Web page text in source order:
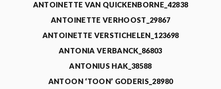
ANTOINETTE VAN QUICKENBORNE_42838
ANTOINETTE VERHOOST_29867
ANTOINETTE VERSTICHELEN_123698
ANTONIA VERBANCK_86803
ANTONIUS HAK_38588
ANTOON ‘TOON’ GODERIS_28980